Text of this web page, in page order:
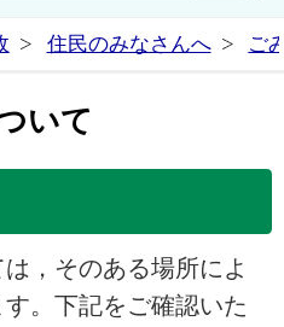
住民のみなさんへ ご
いて
，そのある場所によ
。下記をご確認いた